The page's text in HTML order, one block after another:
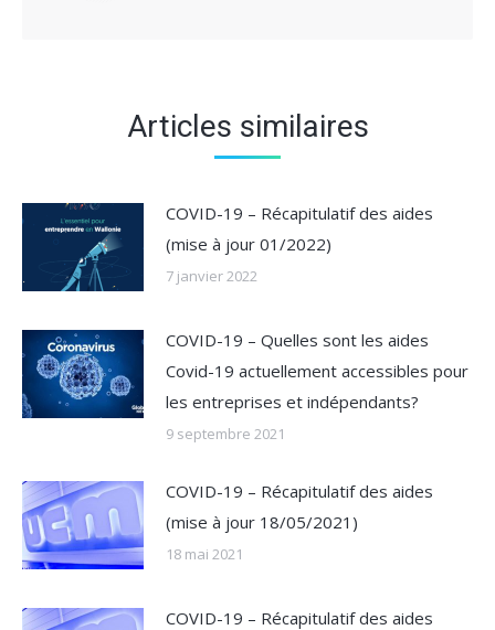
Articles similaires
COVID-19 – Récapitulatif des aides
(mise à jour 01/2022)
7 janvier 2022
COVID-19 – Quelles sont les aides
Covid-19 actuellement accessibles pour
les entreprises et indépendants?
9 septembre 2021
COVID-19 – Récapitulatif des aides
(mise à jour 18/05/2021)
18 mai 2021
COVID-19 – Récapitulatif des aides